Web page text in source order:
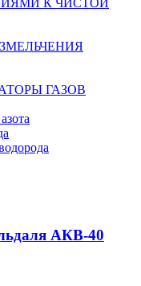
К ЧИСТОЙ
ГАЗОВ
АКВ-40